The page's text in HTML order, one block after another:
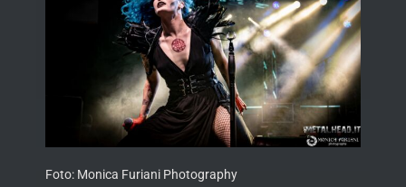
Foto: Monica Furiani Photography